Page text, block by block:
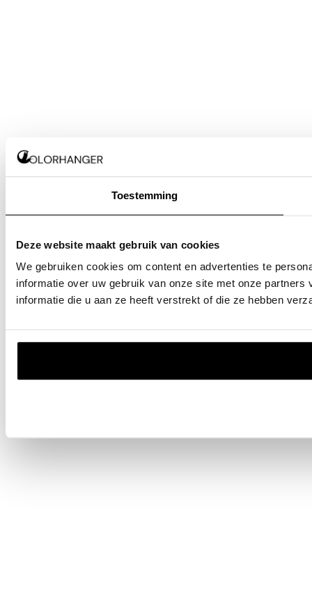
Toestemming
Deze website maakt gebruik van cookies
We gebruiken cookies om content en advertenties te
informatie over uw gebruik van onze site met onze
informatie die u aan ze heeft verstrekt of die ze hebben